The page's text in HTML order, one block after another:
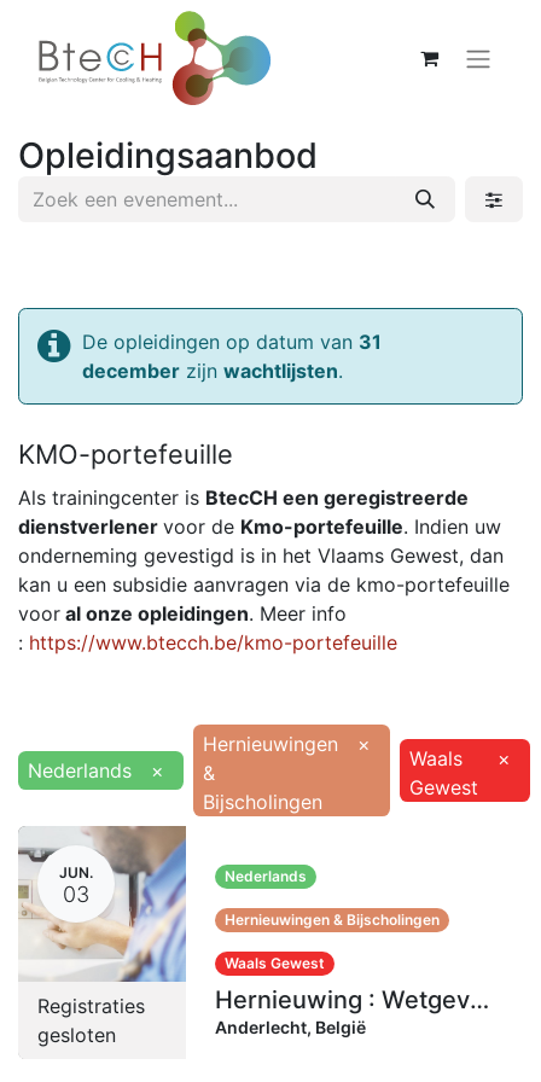
Opleidingsaanbod
De opleidingen op datum van 31
december zijn wachtlijsten.
KMO-portefeuille
Als trainingcenter is BtecCH een geregistreerde
dienstverlener voor de Kmo-portefeuille. Indien uw
onderneming gevestigd is in het Vlaams Gewest, dan
kan u een subsidie aanvragen via de kmo-portefeuille
voor al onze opleidingen. Meer info
: https://www.btecch.be/kmo-portefeuille
Nederlands ×
Hernieuwingen
&
Bijscholingen
×
Waals
Gewest
×
JUN.
03
Registraties
gesloten
Nederlands
Hernieuwingen & Bijscholingen
Waals Gewest
Hernieuwing : Wetgeving Wallonië | 3-4 juni 2026 (12 uren)
Anderlecht, België